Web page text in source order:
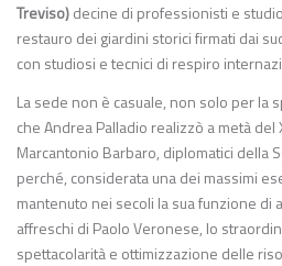
Treviso)decine di professionisti e
restauro dei giardini storici firmati dai
con studiosi e tecnici di respiro
La sede non è casuale, non solo per la
che Andrea Palladio realizzò a metà del
Marcantonio Barbaro, diplomatici della
perché, considerata una dei massimi
mantenuto nei secoli la sua funzione di
affreschi di Paolo Veronese, lo
spettacolarità e ottimizzazione delle